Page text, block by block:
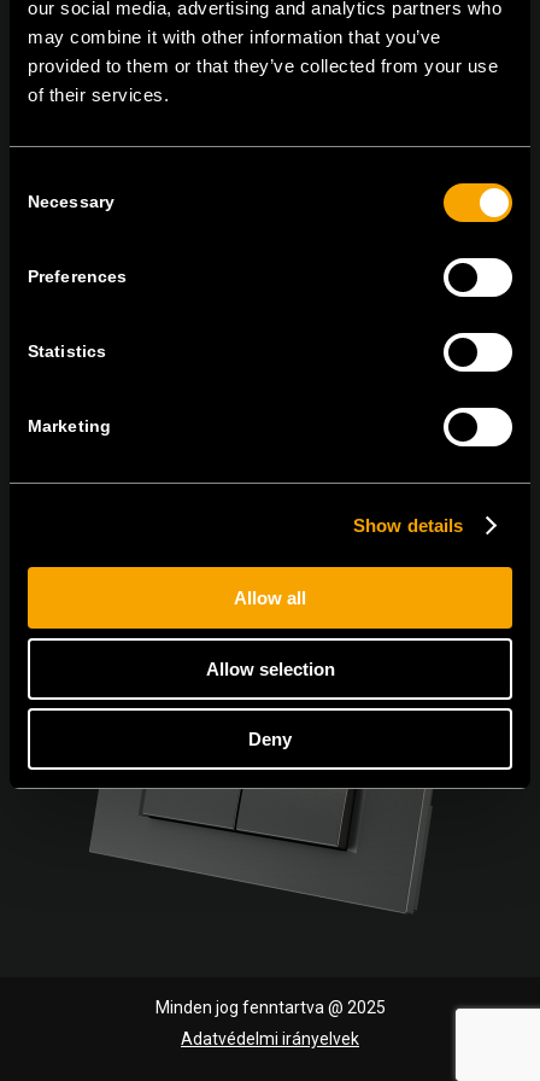
our social media, advertising and analytics partners who
may combine it with other information that you’ve
provided to them or that they’ve collected from your use
of their services.
Selection
Necessary
Preferences
Statistics
Marketing
Show details
Allow all
Allow selection
Deny
tel: +386 7 348 99 00| mail:info@tem.si
IRATKOZZON FEL AZ E-HÍRLEVÉLRE
Egyetértek
Minden jog fenntartva @ 2025
Adatvédelmi irányelvek